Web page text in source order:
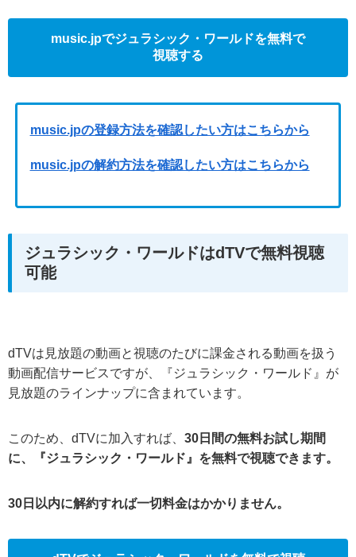
music.jpでジュラシック・ワールドを無料で
視聴する
music.jpの登録方法を確認したい方はこちらから
music.jpの解約方法を確認したい方はこちらから
ジュラシック・ワールドはdTVで無料視聴
可能
dTVは見放題の動画と視聴のたびに課金される動画を扱う
動画配信サービスですが、『ジュラシック・ワールド』が
見放題のラインナップに含まれています。
このため、dTVに加入すれば、 30日間の無料お試し期間
に、『ジュラシック・ワールド』を無料で視聴できます。
30日以内に解約すれば一切料金はかかりません。